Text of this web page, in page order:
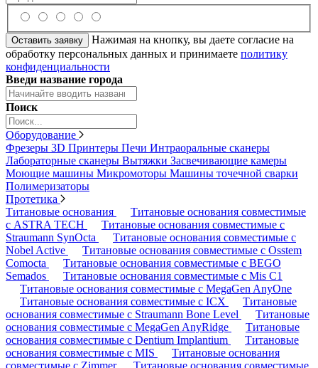
Нажимая на кнопку, вы даете согласие на
обработку персональных данных и принимаете политику
конфиденциальности
Введи название города
Поиск
Оборудование
Фрезеры 3D Принтеры Печи Интраоральные сканеры
Лабораторные сканеры Вытяжки Засвечивающие камеры
Моющие машины Микромоторы Машины точечной сварки
Полимеризаторы
Протетика
Титановые основания
Титановые основания совместимые
с ASTRA TECH
Титановые основания совместимые с
Straumann SynOcta
Титановые основания совместимые с
Nobel Active
Титановые основания совместимые с Osstem
Comocta
Титановые основания совместимые с BEGO
Semados
Титановые основания совместимые с Mis C1
Титановые основания совместимые с MegaGen AnyOne
Титановые основания совместимые с ICX
Титановые
основания совместимые с Straumann Bone Level
Титановые
основания совместимые с MegaGen AnyRidge
Титановые
основания совместимые с Dentium Implantium
Титановые
основания совместимые с MIS
Титановые основания
совместимые с Zimmer
Титановые основания совместимые